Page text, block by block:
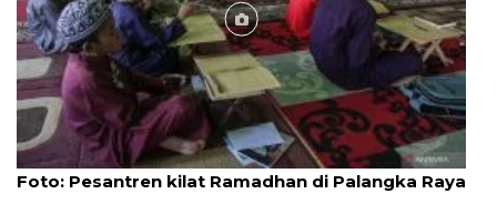
Foto
Foto: Pesantren kilat Ramadhan di Palangka Raya